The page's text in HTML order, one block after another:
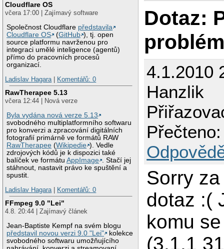
Cloudflare OS
včera 17:00 | Zajímavý software
Společnost Cloudflare představila
Cloudflare OS
(GitHub ), tj. open
source platformu navrženou pro
integraci umělé inteligence (agentů)
přímo do pracovních procesů
organizací.
Ladislav Hagara| Komentářů: 0
RawTherapee 5.13
včera 12:44 | Nová verze
Byla vydána nová verze 5.13
svobodného multiplatformního softwaru
pro konverzi a zpracování digitálních
fotografií primárně ve formátů RAW
RawTherapee (Wikipedie ). Vedle
zdrojových kódů je k dispozici také
balíček ve formátuAppImage
. Stačí jej
stáhnout, nastavit právo ke spuštění a
spustit.
Ladislav Hagara| Komentářů: 0
FFmpeg 9.0 "Lei"
4.8. 20:44 | Zajímavý článek
Jean-Baptiste Kempf na svém blogu
představil novou verzi 9.0 "Lei"
kolekce
svobodného softwaru umožňujícího
Dotaz:
4.1.2010
Hanzlik
Sorry
dotaz :(
komu
(3.1.1